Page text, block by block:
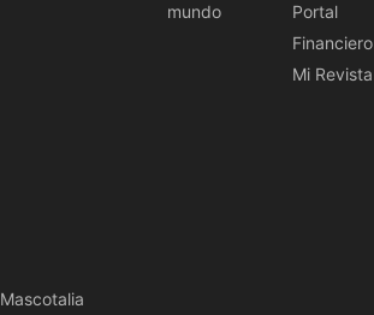
mundo
Portal
Financiero
Mi Revista
Mascotalia